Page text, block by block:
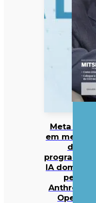
Meta entra
em mercado
da
IA dominado
pela
Anthropic e
OpenAI